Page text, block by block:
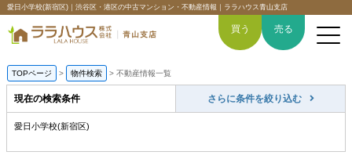
愛日小学校(新宿区)｜渋谷区・港区の中古マンション・不動産情報｜ララハウス青山支店
買う 売る
TOPページ > 物件検索 > 不動産情報一覧
現在の検索条件 さらに条件を絞り込む
愛日小学校(新宿区)